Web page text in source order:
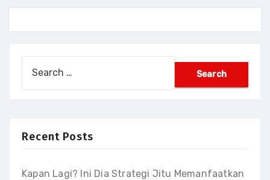
Recent Posts
Kapan Lagi? Ini Dia Strategi Jitu Memanfaatkan